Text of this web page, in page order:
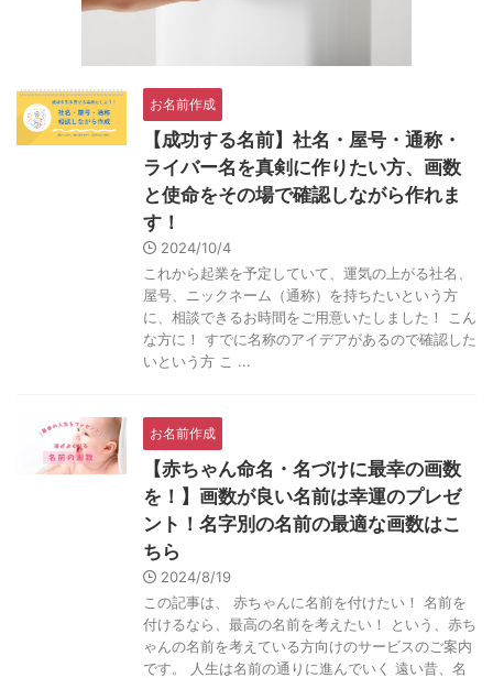
お名前作成
【成功する名前】社名・屋号・通称・
ライバー名を真剣に作りたい方、画数
と使命をその場で確認しながら作れま
す！
2024/10/4
これから起業を予定していて、運気の上がる社名、
屋号、ニックネーム（通称）を持ちたいという方
に、相談できるお時間をご用意いたしました！ こん
な方に！ すでに名称のアイデアがあるので確認した
いという方 こ ...
お名前作成
【赤ちゃん命名・名づけに最幸の画数
を！】画数が良い名前は幸運のプレゼ
ント！名字別の名前の最適な画数はこ
ちら
2024/8/19
この記事は、 赤ちゃんに名前を付けたい！ 名前を
付けるなら、最高の名前を考えたい！ という、赤ち
ゃんの名前を考えている方向けのサービスのご案内
です。 人生は名前の通りに進んでいく 遠い昔、名